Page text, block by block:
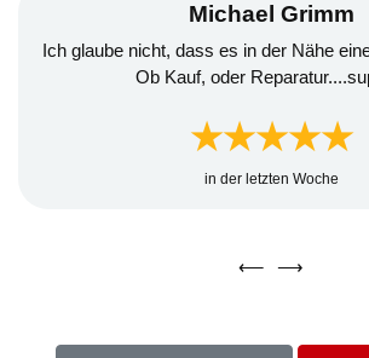
Michael Grimm
Ich glaube nicht, dass es in der Nähe
Ob Kauf, oder
★★★★★
in der letzten Woche
⟵ ⟶